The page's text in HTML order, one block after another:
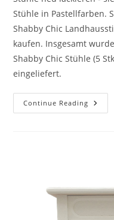
Stühle in Pastellfarben.
Shabby Chic
kaufen. Insgesamt
Shabby Chic Stühle (5
eingeliefert.
Continue Reading